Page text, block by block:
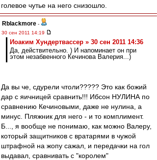
голевое чутье на него снизошло.
Rblackmore -
30 сен 2011 14:19
Иоаким Хундертвассер » 30 сен 2011 14:36
Да, действительно. ) И напоминает он при
этом незабвенного Кечинова Валерия...)
Да вы че, сдурели чтоли????? Это как божий
дар с яичницей сравнить!!! Ибсон НУЛИНА по
сравнению Кечиновыми, даже не нулина, а
минус. Пляжник для него - и то комплимент.
Б..., я вообще не понимаю, как можно Валеру,
который защитников с вратарями в чужой
штрафной на жопу сажал, и передачки на гол
выдавал, сравнивать с "королем"